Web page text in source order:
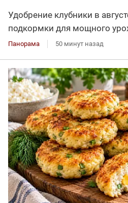
Удобрение клубники в
подкормки для мощного
Панорама 50 минут назад